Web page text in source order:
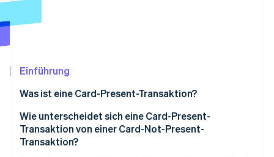
Betrugsprävention
Atlas
Online-Identitätsprüfung
Einführung
Was ist eine Card-Present-Transaktion?
Beispiele für Card-Present-Transaktionen
Wie unterscheidet sich eine Card-Present-
Transaktion von einer Card-Not-Present-
Transaktion?